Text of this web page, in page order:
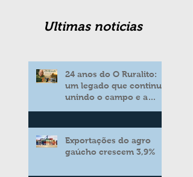
Ultimas noticias
24 anos do O Ruralito:
um legado que continua
unindo o campo e a
Exportações do agro
gaúcho crescem 3,9%